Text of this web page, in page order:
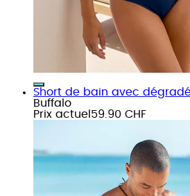
Short de bain avec
Buffalo
Prix actuel 59.90 CHF